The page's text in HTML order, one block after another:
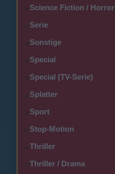
>Science Fiction / Horror
>Serie
>Sonstige
>Special
>Special (TV-Serie)
>Splatter
>Sport
>Stop-Motion
>Thriller
>Thriller / Drama